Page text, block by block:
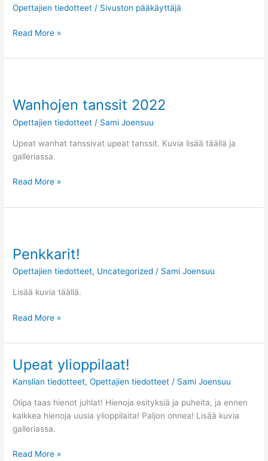
Opettajien tiedotteet / Sivuston pääkäyttäjä
Read More »
Wanhojen tanssit 2022
Opettajien tiedotteet / Sami Joensuu
Upeat wanhat tanssivat upeat tanssit. Kuvia lisää täällä ja
galleriassa.
2022
Read More »
Penkkarit!
Opettajien tiedotteet, Uncategorized / Sami Joensuu
Lisää kuvia täällä.
Read More »
Upeat ylioppilaat!
Kanslian tiedotteet,Opettajien tiedotteet / Sami Joensuu
Olipa taas hienot juhlat! Hienoja esityksiä ja puheita, ja ennen
kaikkea hienoja uusia ylioppilaita! Paljon onnea! Lisää kuvia
galleriassa.
Upeat
ylioppilaat!
Read More »